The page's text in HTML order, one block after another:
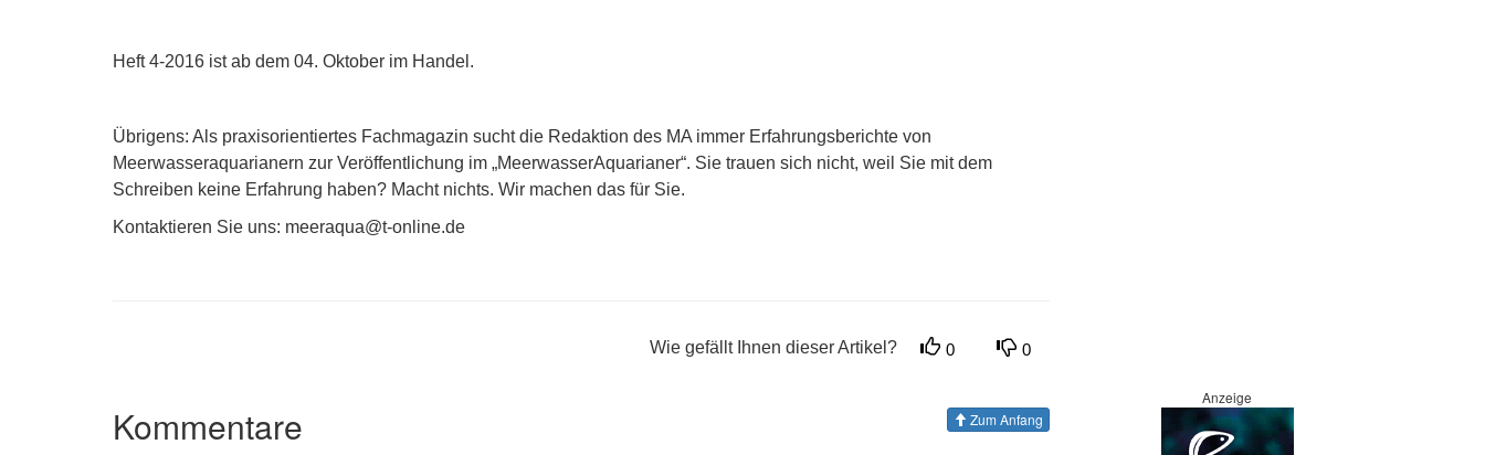
Heft 4-2016 ist ab dem 04. Oktober im Handel.
Übrigens: Als praxisorientiertes Fachmagazin sucht die Redaktion des MA immer Erfahrungsberichte von
Meerwasseraquarianern zur Veröffentlichung im „MeerwasserAquarianer“. Sie trauen sich nicht, weil Sie mit dem
Schreiben keine Erfahrung haben? Macht nichts. Wir machen das für Sie.
Kontaktieren Sie uns: meeraqua@t-online.de
Wie gefällt Ihnen dieser Artikel? 0 0
Kommentare Zum Anfang
Anzeige